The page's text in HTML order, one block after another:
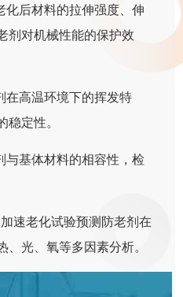
化后材料的拉伸强度、伸
剂对机械性能的保护效
在高温环境下的挥发特
稳定性。
与基体材料的相容性，检
速老化试验预测防老剂在
、光、氧等多因素分析。